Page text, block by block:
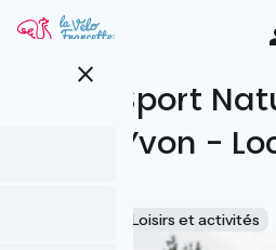
au
close
Anjou Sport
Jaille-Yvon -
Loisirs et activités